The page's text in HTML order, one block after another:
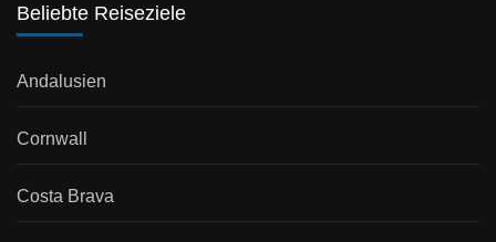
Beliebte Reiseziele
Andalusien
Cornwall
Costa Brava